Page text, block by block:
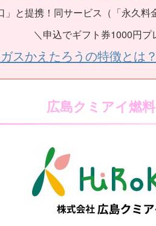
」と提携！同サービス（「永久
＼申込でギフト券1000円プ
ガスかえたろうの特徴とは
広島クミアイ燃